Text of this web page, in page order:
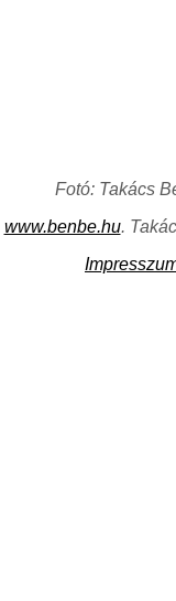
Fotó: Takács
www.benbe.hu.